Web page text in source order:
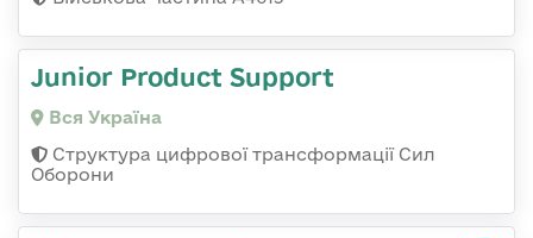
Junior Product Support
Вся Україна
Структура цифрової трансформації Сил
Оборони